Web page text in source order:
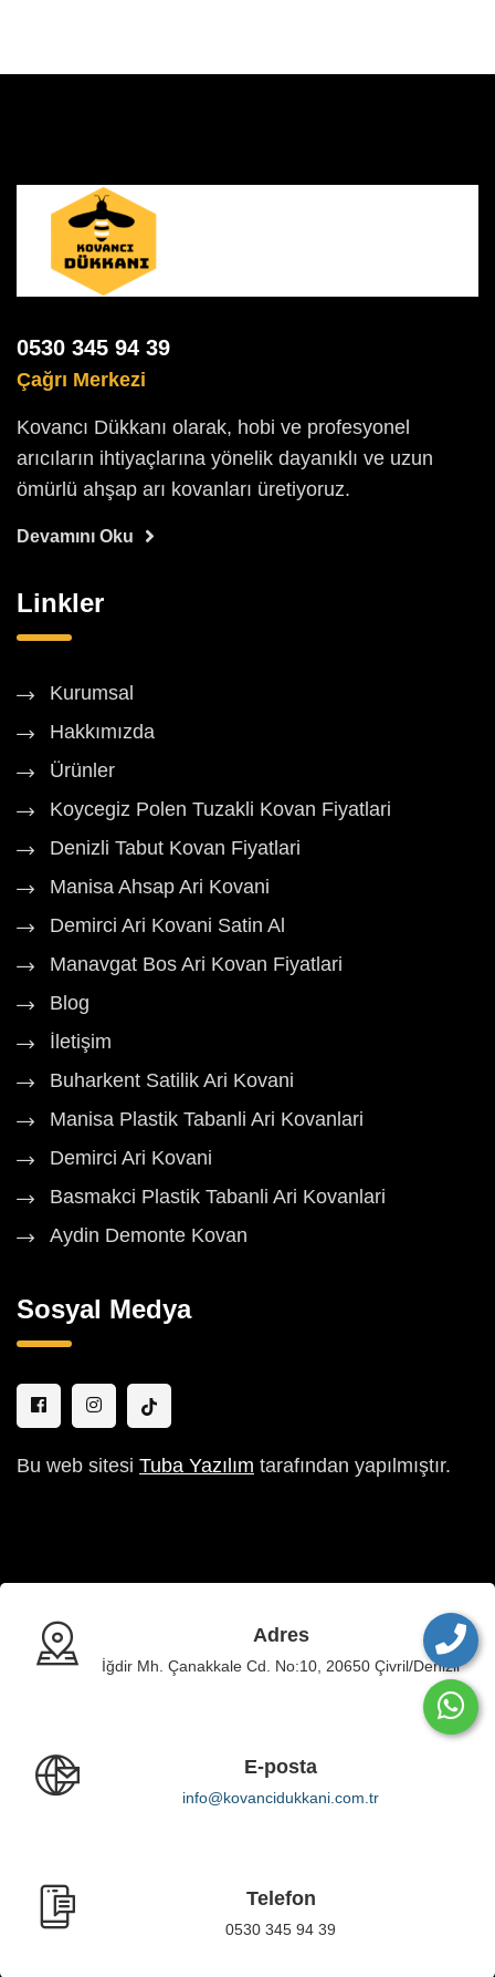
0530 345 94 39
Çağrı Merkezi
Kovancı Dükkanı olarak, hobi ve profesyonel
arıcıların ihtiyaçlarına yönelik dayanıklı ve uzun
ömürlü ahşap arı kovanları üretiyoruz.
Devamını Oku
Linkler
Kurumsal
Hakkımızda
Ürünler
Koycegiz Polen Tuzakli Kovan Fiyatlari
Denizli Tabut Kovan Fiyatlari
Manisa Ahsap Ari Kovani
Demirci Ari Kovani Satin Al
Manavgat Bos Ari Kovan Fiyatlari
Blog
İletişim
Buharkent Satilik Ari Kovani
Manisa Plastik Tabanli Ari Kovanlari
Demirci Ari Kovani
Basmakci Plastik Tabanli Ari Kovanlari
Aydin Demonte Kovan
Sosyal Medya
Bu web sitesi Tuba Yazılım tarafından yapılmıştır.
Adres
İğdir Mh. Çanakkale Cd. No:10, 20650 Çivril/Denizli
E-posta
info@kovancidukkani.com.tr
Telefon
0530 345 94 39